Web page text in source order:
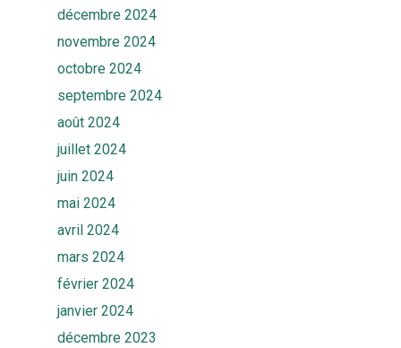
décembre 2024
novembre 2024
octobre 2024
septembre 2024
août 2024
juillet 2024
juin 2024
mai 2024
avril 2024
mars 2024
février 2024
janvier 2024
décembre 2023